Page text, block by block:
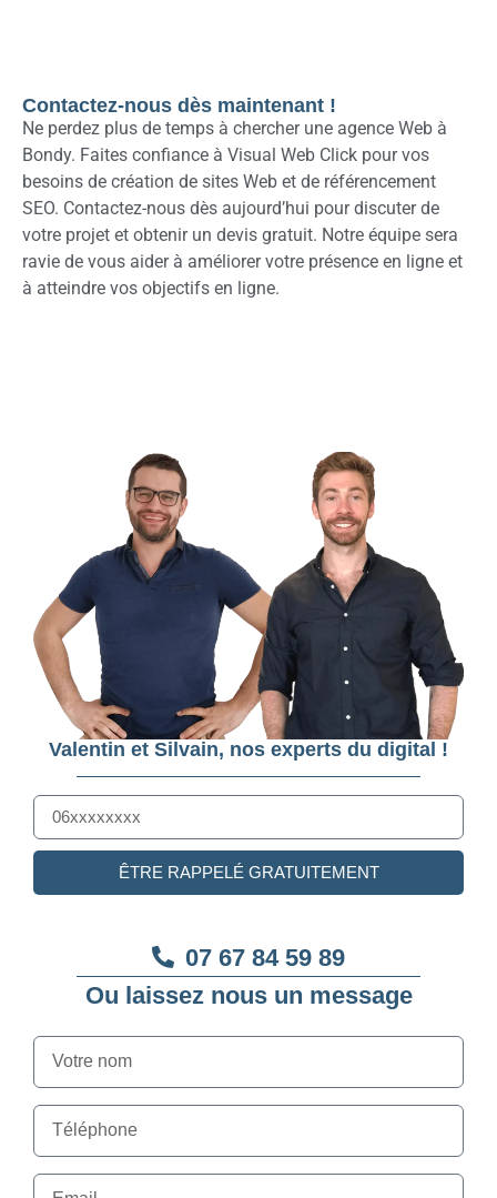
Contactez-nous dès maintenant !
Ne perdez plus de temps à chercher une agence Web à
Bondy. Faites confiance à Visual Web Click pour vos
besoins de création de sites Web et de référencement
SEO. Contactez-nous dès aujourd’hui pour discuter de
votre projet et obtenir un devis gratuit. Notre équipe sera
ravie de vous aider à améliorer votre présence en ligne et
à atteindre vos objectifs en ligne.
Valentin et Silvain, nos experts du digital !
ÊTRE RAPPELÉ GRATUITEMENT
07 67 84 59 89
Ou laissez nous un message